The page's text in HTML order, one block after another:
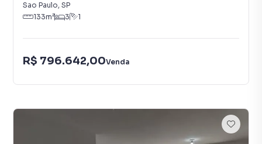
Sao Paulo, SP
133m² 3 1
R$ 796.642,00Venda